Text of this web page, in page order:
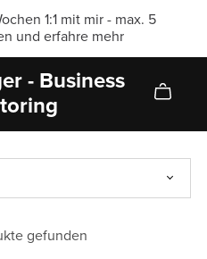
1:1 mit mir - max. 5
und erfahre mehr
- Business
gefunden